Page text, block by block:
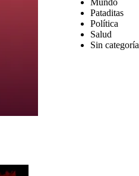
Mundo
Pataditas
Política
Salud
Sin categoría